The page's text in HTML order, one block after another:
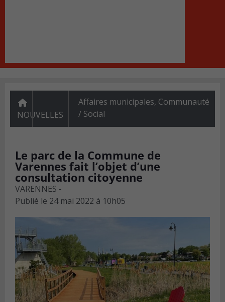
NOUVELLES
Affaires municipales, Communauté
/ Social
Le parc de la Commune de
Varennes fait l’objet d’une
consultation citoyenne
VARENNES -
Publié le 24 mai 2022 à 10h05